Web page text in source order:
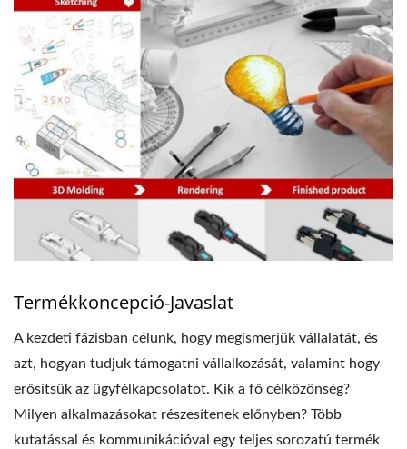
Termékkoncepció-Javaslat
A kezdeti fázisban célunk, hogy megismerjük vállalatát, és
azt, hogyan tudjuk támogatni vállalkozását, valamint hogy
erősítsük az ügyfélkapcsolatot. Kik a fő célközönség?
Milyen alkalmazásokat részesítenek előnyben? Több
kutatással és kommunikációval egy teljes sorozatú termék